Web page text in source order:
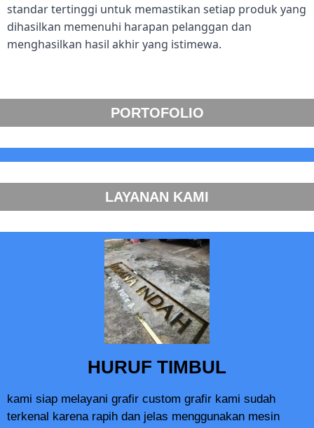
standar tertinggi untuk memastikan setiap produk yang
dihasilkan memenuhi harapan pelanggan dan
menghasilkan hasil akhir yang istimewa.
PORTOFOLIO
LAYANAN KAMI
HURUF TIMBUL
kami siap melayani grafir custom grafir kami sudah
terkenal karena rapih dan jelas menggunakan mesin